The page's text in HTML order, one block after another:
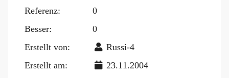
Referenz:
0
Besser:
0
Erstellt von:
Russi-4
Erstellt am:
23.11.2004